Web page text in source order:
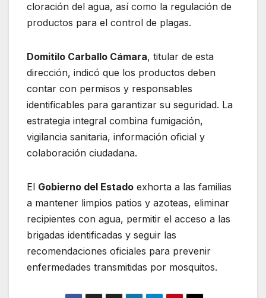
cloración del agua, así como la regulación de
productos para el control de plagas.
Domitilo Carballo Cámara, titular de esta
dirección, indicó que los productos deben
contar con permisos y responsables
identificables para garantizar su seguridad. La
estrategia integral combina fumigación,
vigilancia sanitaria, información oficial y
colaboración ciudadana.
El Gobierno del Estado exhorta a las familias
a mantener limpios patios y azoteas, eliminar
recipientes con agua, permitir el acceso a las
brigadas identificadas y seguir las
recomendaciones oficiales para prevenir
enfermedades transmitidas por mosquitos.